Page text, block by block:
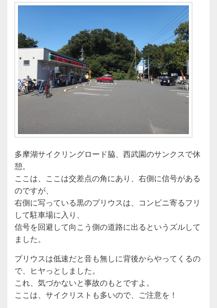
多摩湖サイクリングロード脇、西武園のサンクスで休
憩。
ここは、ここは交差点の角にあり、右側に信号がある
のですが、
右側に写っている黒のプリウスは、コンビニ寄るフリ
して駐車場に入り、
信号を回避して向こう側の道路に出るというズルして
ました。
プリウスは低速だと音も無しに背後からやってくるの
で、ヒヤっとしました。
これ、気づかないと事故のもとですよ。
ここは、サイクリストも多いので、ご注意を！